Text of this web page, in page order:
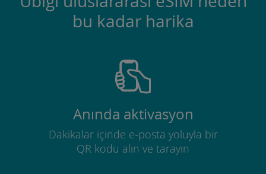
bu kadar harika
Anında aktivasyon
Dakikalar içinde e-posta yoluyla bir
QR kodu alın ve tarayın